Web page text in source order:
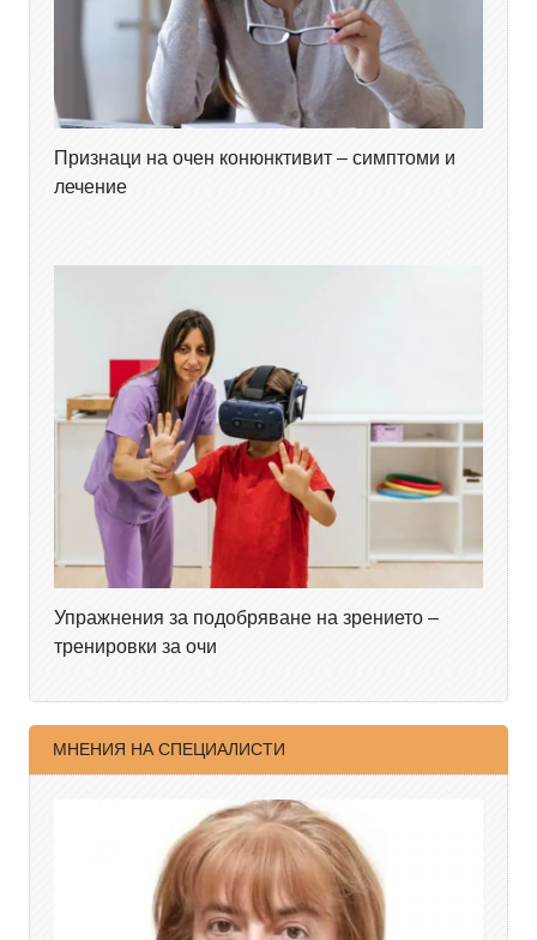
Признаци на очен конюнктивит – симптоми и
лечение
Упражнения за подобряване на зрението –
тренировки за очи
МНЕНИЯ НА СПЕЦИАЛИСТИ